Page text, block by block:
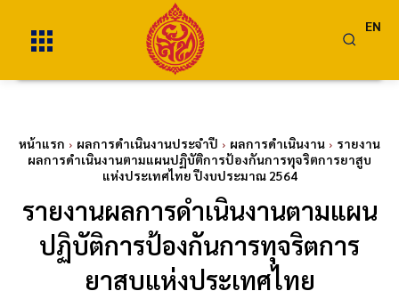
EN
หน้าแรก ผลการดำเนินงานประจำปี ผลการดำเนินงาน
รายงาน
ผลการดำเนินงานตามแผนปฏิบัติการป้องกันการทุจริตการยาสูบ
แห่งประเทศไทย ปีงบประมาณ 2564
รายงานผลการดำเนินงานตามแผน
ปฏิบัติการป้องกันการทุจริตการ
ยาสูบแห่งประเทศไทย